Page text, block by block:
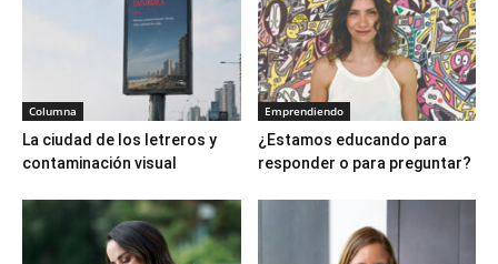
Columna
La ciudad de los letreros y
contaminación visual
Emprendiendo
¿Estamos educando para
responder o para preguntar?